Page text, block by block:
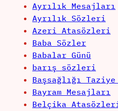
Ayrılık Mesajları
Ayrılık Sözleri
Azeri Atasözleri
Baba Sözler
Babalar Günü
barış sözleri
Başsağlığı
Bayram Mesajları
Belçika